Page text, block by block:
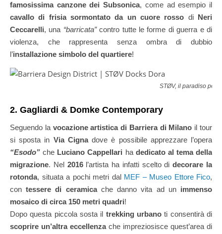
famosissima canzone dei Subsonica, come ad esempio il
cavallo di frisia sormontato da un cuore rosso di Neri
Ceccarelli, una “barricata”contro tutte le forme di guerra e di
violenza, che rappresenta senza ombra di dubbio
l’installazione simbolo del quartiere!
STØV, il paradiso per
2. Gagliardi & Domke Contemporary
Seguendo la vocazione artistica di Barriera di Milano il tour
si sposta in Via Cignadove è possibile apprezzare l’opera
“Esodo” che Luciano Cappellari ha dedicato al tema della
migrazione. Nel 2016l’artista ha infatti scelto didecorare la
rotonda, situata a pochi metri dal MEF – Museo Ettore Fico,
contessere di ceramicache danno vita ad un immenso
mosaico di circa 150 metri quadri!
Dopo questa piccola sosta il trekking urbano ti consentirà di
scoprire un’altra eccellenzache impreziosisce quest’area di